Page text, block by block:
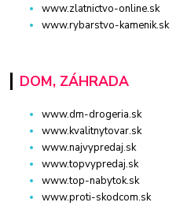
www.zlatnictvo-online.sk
www.rybarstvo-kamenik.sk
DOM, ZÁHRADA
www.dm-drogeria.sk
www.kvalitnytovar.sk
www.najvypredaj.sk
www.topvypredaj.sk
www.top-nabytok.sk
www.proti-skodcom.sk